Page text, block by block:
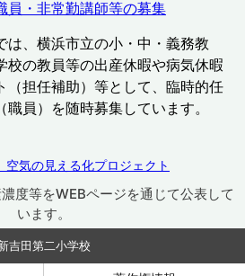
員・非常勤講師等の募集
は、横浜市立の小・中・義務教
校の教員等の出産休暇や病気休暇
（担任補助）等として、臨時的任
職員）を随時募集しています。
気の見える化プロジェクト
度等をWEBページを通じて公表して
います。
吉田第二小学校